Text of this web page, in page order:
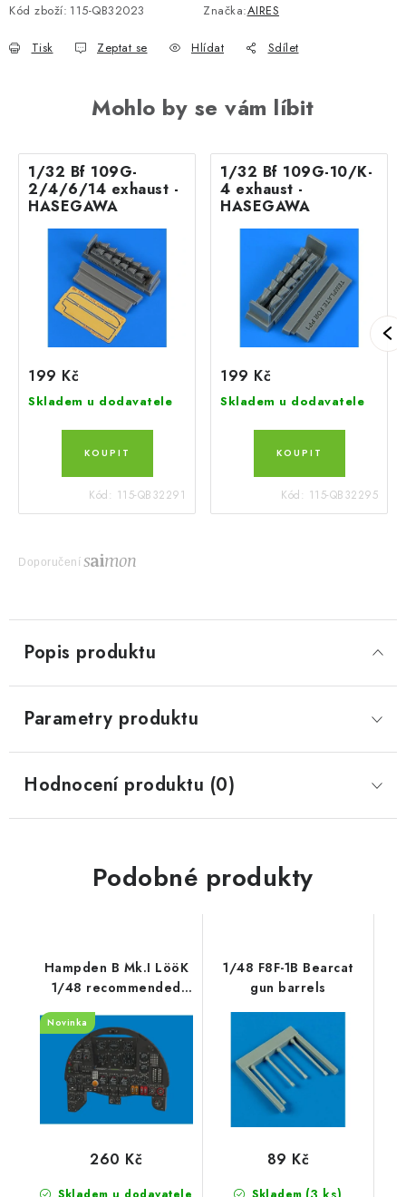
Kód zboží: 115-QB32023 Značka:AIRES
Tisk Zeptat se Hlídat Sdílet
Mohlo by se vám líbit
1/32 Bf 109G-
2/4/6/14 exhaust -
HASEGAWA
199 Kč
Skladem u dodavatele
Kód: 115-QB32291
1/32 Bf 109G-10/K-
4 exhaust -
HASEGAWA
199 Kč
Skladem u dodavatele
Kód: 115-QB32295
Doporučení
Popis produktu
Parametry produktu
Hodnocení produktu (0)
Podobné produkty
Hampden B Mk.I LööK
1/48 recommended
for ICM
Novinka
260 Kč
1/48 F8F-1B Bearcat
gun barrels
89 Kč